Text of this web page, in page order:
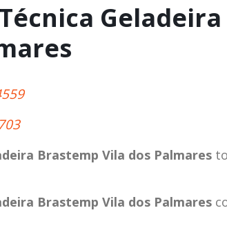
Brastemp Vila dos Palmares
Brastemp Vila dos Palmares